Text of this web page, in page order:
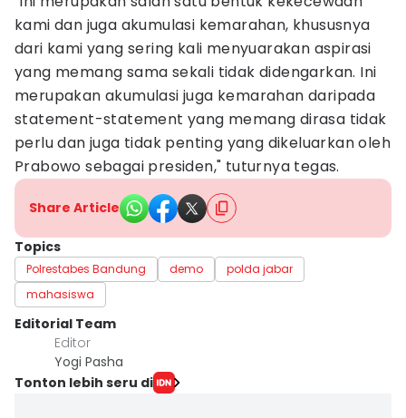
kami dan juga akumulasi kemarahan, khususnya
dari kami yang sering kali menyuarakan aspirasi
yang memang sama sekali tidak didengarkan. Ini
merupakan akumulasi juga kemarahan daripada
statement-statement yang memang dirasa tidak
perlu dan juga tidak penting yang dikeluarkan oleh
Prabowo sebagai presiden," tuturnya tegas.
Share Article
Topics
Polrestabes Bandung demo
polda jabar
mahasiswa
Editorial Team
Editor
Yogi Pasha
Tonton lebih seru di